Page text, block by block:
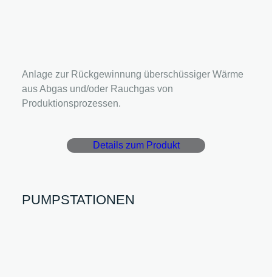
Anlage zur Rückgewinnung überschüssiger Wärme
aus Abgas und/oder Rauchgas von
Produktionsprozessen.
Details zum Produkt
PUMPSTATIONEN